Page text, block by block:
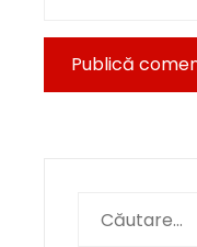
după: